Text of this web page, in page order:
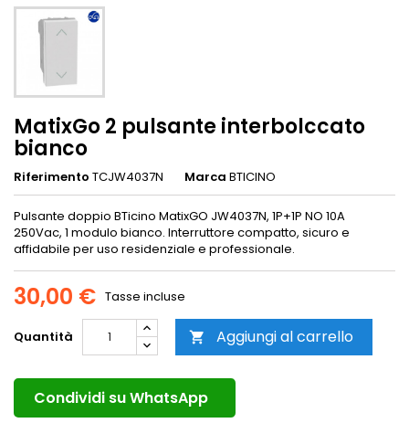
MatixGo 2 pulsante interbolccato
bianco
Riferimento TCJW4037N Marca BTICINO
Pulsante doppio BTicino MatixGO JW4037N, 1P+1P NO 10A
250Vac, 1 modulo bianco. Interruttore compatto, sicuro e
affidabile per uso residenziale e professionale.
30,00 € Tasse incluse
Quantità  Aggiungi al carrello
Condividi su WhatsApp